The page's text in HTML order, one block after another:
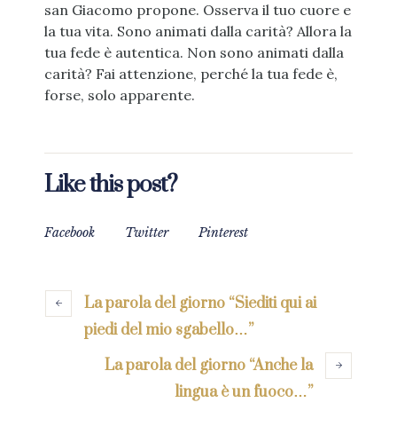
san Giacomo propone. Osserva il tuo cuore e
la tua vita. Sono animati dalla carità? Allora la
tua fede è autentica. Non sono animati dalla
carità? Fai attenzione, perché la tua fede è,
forse, solo apparente.
Like this post?
Facebook Twitter Pinterest
La parola del giorno “Siediti qui ai
piedi del mio sgabello…”
La parola del giorno “Anche la
lingua è un fuoco…”